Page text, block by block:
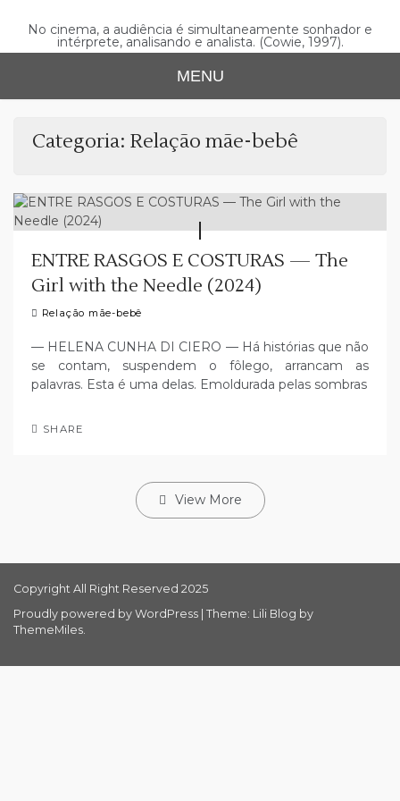
No cinema, a audiência é simultaneamente sonhador e
intérprete, analisando e analista. (Cowie, 1997).
MENU
Categoria: Relação mãe-bebê
ENTRE RASGOS E COSTURAS — The
Girl with the Needle (2024)
Relação mãe-bebê
— HELENA CUNHA DI CIERO — Há histórias que não
se contam, suspendem o fôlego, arrancam as
palavras. Esta é uma delas. Emoldurada pelas sombras
SHARE
View More
Copyright All Right Reserved 2025
Proudly powered by WordPress Theme: Lili Blog by
ThemeMiles.